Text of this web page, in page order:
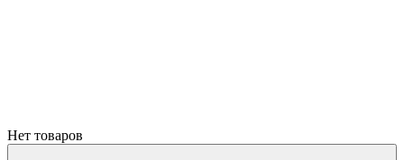
Нет товаров